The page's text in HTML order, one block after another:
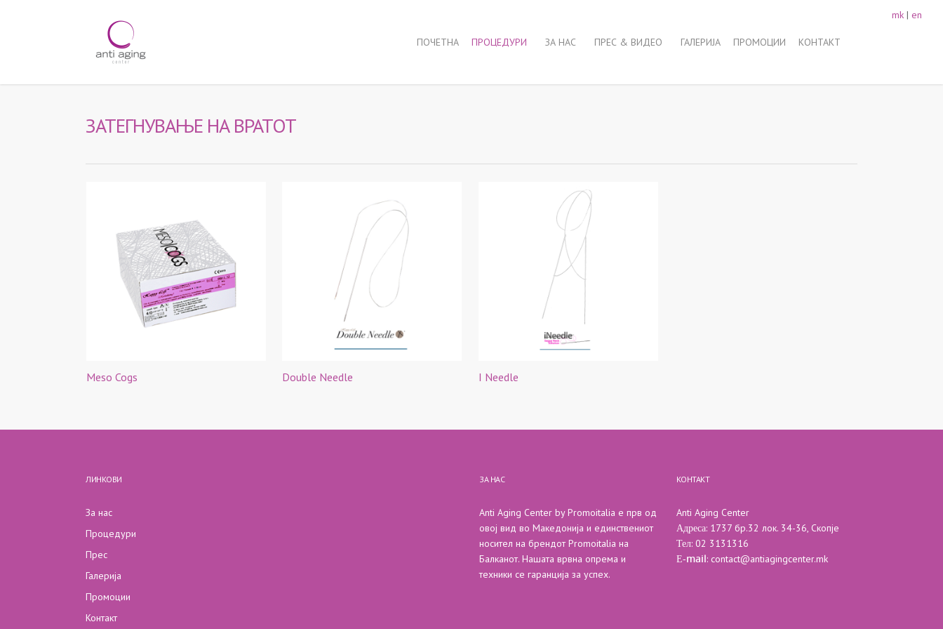
mk | en
ПОЧЕТНА ПРОЦЕДУРИ ЗА НАС ПРЕС & ВИДЕО ГАЛЕРИЈА ПРОМОЦИИ КОНТАКТ
ЗАТЕГНУВАЊЕ НА ВРАТОТ
Meso Cogs Double Needle I Needle
ЛИНКОВИ
За нас
Процедури
Прес
Галерија
Промоции
Контакт
ЗА НАС
Anti Aging Center by Promoitalia е прв од
овој вид во Македонија и единствениот
носител на брендот Promoitalia на
Балканот. Нашата врвна опрема и
техники се гаранција за успех.
КОНТАКТ
Anti Aging Center
Адреса: 1737 бр.32 лок. 34-36, Скопје
Тел: 02 3131316
Е-mail: contact@antiagingcenter.mk